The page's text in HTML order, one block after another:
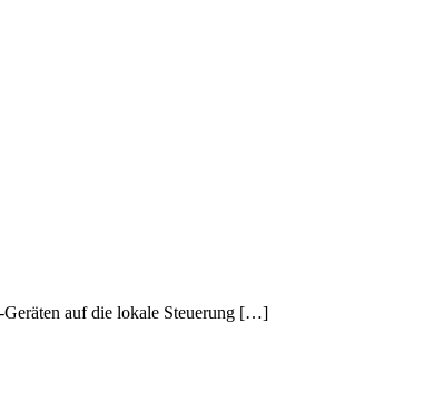
Geräten auf die lokale Steuerung […]